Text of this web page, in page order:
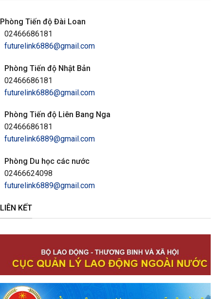
Phòng Tiến độ Đài Loan
02466686181
futurelink6886@gmail.com
Phòng Tiến độ Nhật Bản
02466686181
futurelink6886@gmail.com
Phòng Tiến độ Liên Bang Nga
02466686181
futurelink6889@gmail.com
Phòng Du học các nước
02466624098
futurelink6889@gmail.com
LIÊN KẾT